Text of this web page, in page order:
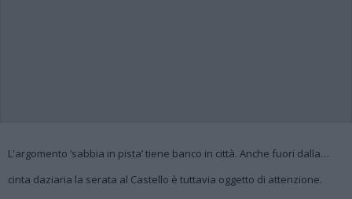
L'argomento ‘sabbia in pista’ tiene banco in città. Anche fuori dalla…
cinta daziaria la serata al Castello è tuttavia oggetto di attenzione.